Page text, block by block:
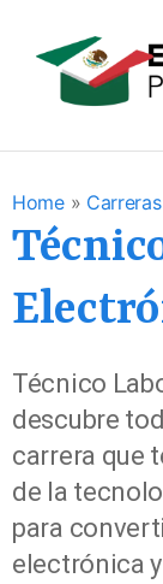
Home»
Técnico
descubre
carrera que
de la
para
electrónica